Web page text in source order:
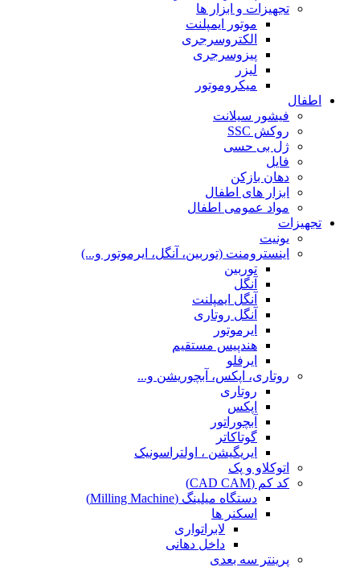
تجهیزات و ابزار ها
موتور ایمپلنت
الکتروسرجری
پیزوسرجری
لیزر
میکروموتور
اطفال
فیشور سیلانت
روکش SSC
ژل بی حسی
فایل
دهان بازکن
ابزار های اطفال
مواد عمومی اطفال
تجهیزات
یونیت
اینسترومنت (توربین، آنگل، ایرموتور و...)
توربین
آنگل
آنگل ایمپلنت
آنگل روتاری
ایرموتور
هندپیس مستقیم
ایرفلو
روتاری، اپکس، آبچوریشن و...
روتاری
اپکس
آبچوراتور
گوتاکاتر
ایریگیشن ، اولتراسونیک
اتوکلاو و پک
کد کم (CAD CAM)
دستگاه میلینگ (Milling Machine)
اسکنر ها
لابراتواری
داخل دهانی
پرینتر سه بعدی